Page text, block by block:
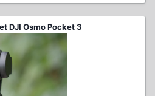
DJI Osmo Pocket 3